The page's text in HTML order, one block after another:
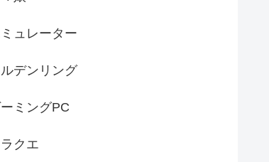
ュレーター
デンリング
ミングPC
ラクエ